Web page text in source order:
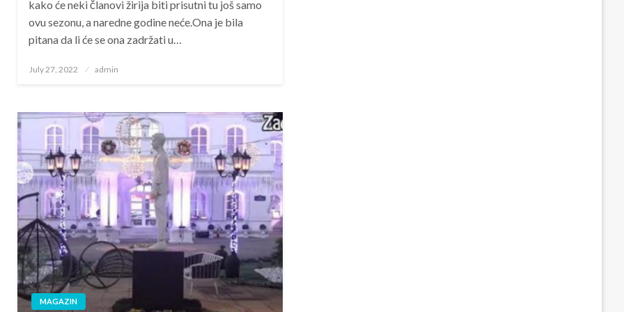
kako će neki članovi žirija biti prisutni tu još samo
ovu sezonu, a naredne godine neće.Ona je bila
pitana da li će se ona zadržati u…
Posted
July 27, 2022 admin
MAGAZIN